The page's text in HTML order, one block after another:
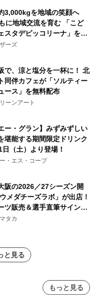
3,000kgを地域の笑顔へ
に地域交流を育む 「こど
スタデピッコリーナ」を9
催
ーズ
で、涼と塩分を一杯に！ 北
同伴カフェが「ソルティー
ース」を無料配布
ーンアート
ー・グラン】みずみずしい
堪能する期間限定ドリンク
（土）より登場！
・エス・コープ
阪の2026／27シーズン開
メダチーズラボ」が出店！
ツ販売＆選手直筆サイング
る抽選会を 8月8日に開催
タカ
と見る
もっと見る